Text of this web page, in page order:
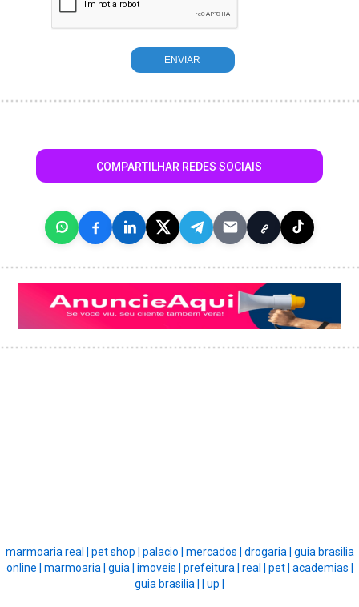
COMPARTILHAR REDES SOCIAIS
marmoaria real | pet shop | palacio | mercados | drogaria | guia brasilia
online | marmoaria | guia | imoveis | prefeitura | real | pet | academias |
guia brasilia |
up |